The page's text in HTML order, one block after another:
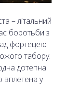
– літальний
боротьби з
фортецею
табору.
дотепна
вплетена у